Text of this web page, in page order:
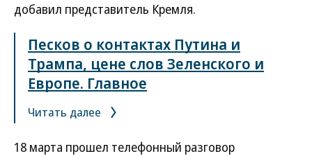
добавил представитель Кремля.
Песков о контактах Путина и
Трампа, цене слов Зеленского и
Европе. Главное
Читать далее
18 марта прошел телефонный разговор